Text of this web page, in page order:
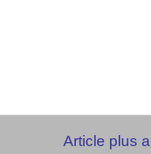
Article plus